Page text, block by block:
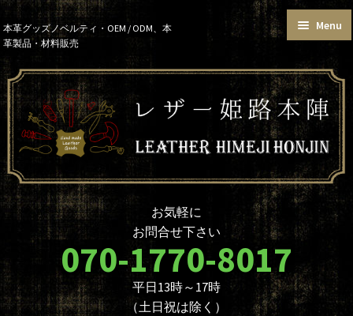
Skip
to
navigation
Skip
to
content
本革グッズノベルティ・OEM / ODM、本
革製品・材料販売
Menu
お買い物ガイド
本革グッズ
本革材料
単語帳サイズおまとめセット
価格帯で選ぶ
名入れ☆ロゴ入れオプションに
ついて
ノベルティ・大口注文について
商品のカスタマイズについて
革製品を取り扱う業者様へ
（OEMについて）
本革材料のカスタムメイド
本革材料一覧
型押し型一覧
お問合せ
お気軽に
お問合せ下さい
070-1770-8017
平日13時～17時
（土日祝は除く）